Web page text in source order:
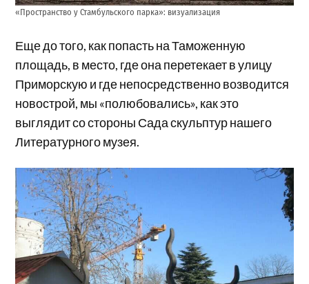
«Пространство у Стамбульского парка»: визуализация
Еще до того, как попасть на Таможенную
площадь, в место, где она перетекает в улицу
Приморскую и где непосредственно возводится
новострой, мы «полюбовались», как это
выглядит со стороны Сада скульптур нашего
Литературного музея.